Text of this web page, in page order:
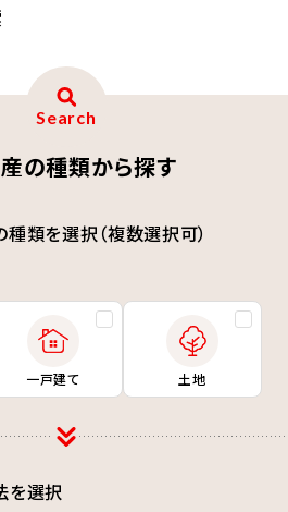
Search
の種類から探す
類を選択（複数選択可）
一戸建て 土地
を選択